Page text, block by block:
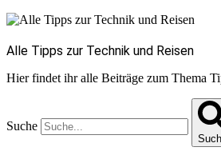
Alle Tipps zur Technik und Reisen
Hier findet ihr alle Beiträge zum Thema
Suche